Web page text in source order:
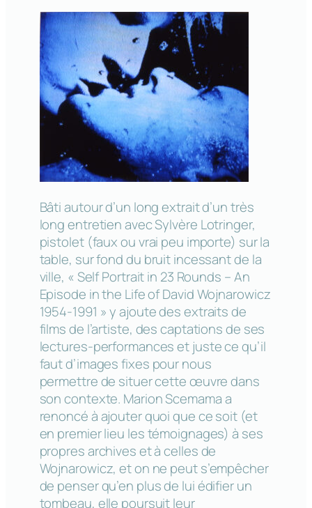
Bâti autour d’un long extrait d’un très
long entretien avec Sylvère Lotringer,
pistolet (faux ou vrai peu importe) sur la
table, sur fond du bruit incessant de la
ville, « Self Portrait in 23 Rounds – An
Episode in the Life of David Wojnarowicz
1954-1991 » y ajoute des extraits de
films de l’artiste, des captations de ses
lectures-performances et juste ce qu’il
faut d’images fixes pour nous
permettre de situer cette œuvre dans
son contexte. Marion Scemama a
renoncé à ajouter quoi que ce soit (et
en premier lieu les témoignages) à ses
propres archives et à celles de
Wojnarowicz, et on ne peut s’empêcher
de penser qu’en plus de lui édifier un
tombeau, elle poursuit leur